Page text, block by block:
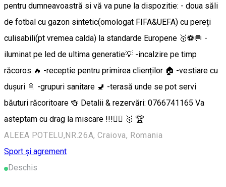
pentru dumneavoastră si vă va pune la dispozitie: - doua săli
de fotbal cu gazon sintetic(omologat FIFA&UEFA) cu pereți
culisabili(pt vremea calda) la standarde Europene 🥇⚽️🥅 -
iluminat pe led de ultima generatie💡 -incalzire pe timp
răcoros 🔥 -receptie pentru primirea clienților 🏠 -vestiare cu
dușuri 🚿 -grupuri sanitare 🚽 -terasă unde se pot servi
băuturi răcoritoare 🍻 Detalii & rezervări: 0766741165 Va
asteptam cu drag la miscare !!!🏃‍♂️ 🥇 🏆
ALEEA POTELU,NR.26A, Craiova, Romania
Sport și agrement
Deschis